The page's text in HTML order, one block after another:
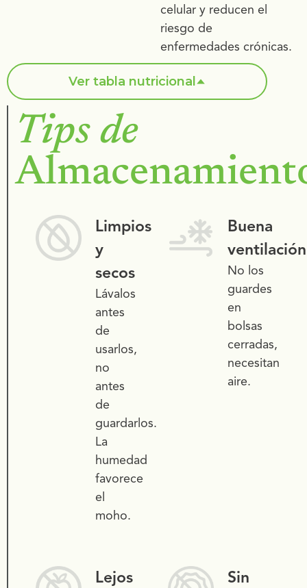
celular y reducen el
riesgo de
enfermedades crónicas.
Ver tabla nutricional
TABLA NUTRICIONAL
Tamaño de porción 100 g de jugo
Grasas 0.24 g
Carbohidratos 8.4 g
6.7 mg
124 mg
44.5 mg
Tips de
Limpios
y
secos
Lávalos
antes
de
usarlos,
no
antes
de
guardarlos.
La
humedad
favorece
el
moho.
Buena
ventilación
No los
guardes
en
bolsas
cerradas,
necesitan
aire.
Lejos Sin